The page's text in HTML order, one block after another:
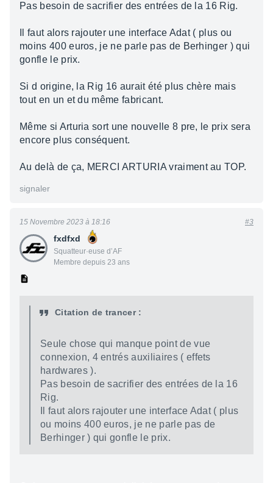
Pas besoin de sacrifier des entrées de la 16 Rig.
Il faut alors rajouter une interface Adat ( plus ou
moins 400 euros, je ne parle pas de Berhinger ) qui
gonfle le prix.
Si d origine, la Rig 16 aurait été plus chère mais
tout en un et du même fabricant.
Même si Arturia sort une nouvelle 8 pre, le prix sera
encore plus conséquent.
Au delà de ça, MERCI ARTURIA vraiment au TOP.
signaler
fxdfxd
Squatteur·euse d’AF
Membre depuis 23 ans
15 Novembre 2023 à 18:16 #3
Citation de trancer :
Seule chose qui manque point de vue
connexion, 4 entrés auxiliaires ( effets
hardwares ).
Pas besoin de sacrifier des entrées de la 16
Rig.
Il faut alors rajouter une interface Adat ( plus
ou moins 400 euros, je ne parle pas de
Berhinger ) qui gonfle le prix.